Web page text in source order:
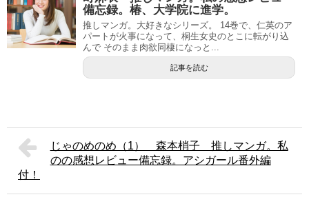
備忘録。椿、大学院に進学。
推しマンガ。大好きなシリーズ。 14巻で、仁英のア
パートが火事になって、桐生女史のとこに転がり込
んで そのまま肉欲同棲になっと...
記事を読む
じゃのめのめ（1） 森本梢子 推しマンガ。私
のの感想レビュー備忘録。アシガール番外編
付！